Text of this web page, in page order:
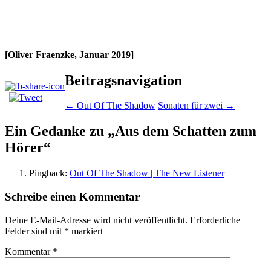
[Oliver Fraenzke, Januar 2019]
Beitragsnavigation
← Out Of The Shadow Sonaten für zwei →
Ein Gedanke zu „Aus dem Schatten zum
Hörer“
Pingback: Out Of The Shadow | The New Listener
Schreibe einen Kommentar
Deine E-Mail-Adresse wird nicht veröffentlicht. Erforderliche
Felder sind mit * markiert
Kommentar *